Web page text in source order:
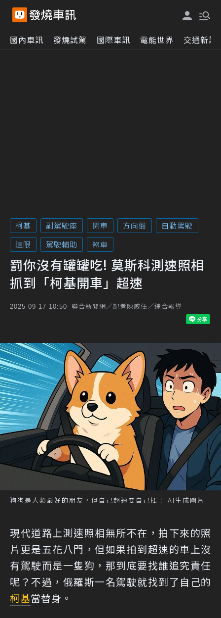
國內車訊 發燒試駕 國際車訊 電能世界 交通新訊
柯基 副駕駛座 開車 方向盤
自動駕駛
速限
駕駛輔助 煞車
罰你沒有罐罐吃! 莫斯科測速照相
抓到「柯基開車」超速
2025-09-17 10:50 聯合新聞網／記者陳威任／綜合報導
狗狗是人類最好的朋友，但自己超速要自己扛！ AI生成圖片
現代道路上測速照相無所不在，拍下來的照
片更是五花八門，但如果拍到超速的車上沒
有駕駛而是一隻狗，那到底要找誰追究責任
呢？不過，俄羅斯一名駕駛就找到了自己的
柯基當替身。